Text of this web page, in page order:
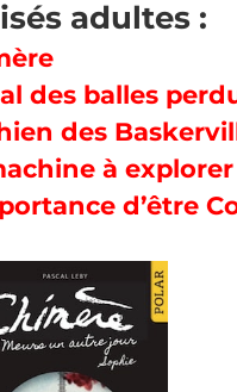
adultes :
des balles
des
à
d’être